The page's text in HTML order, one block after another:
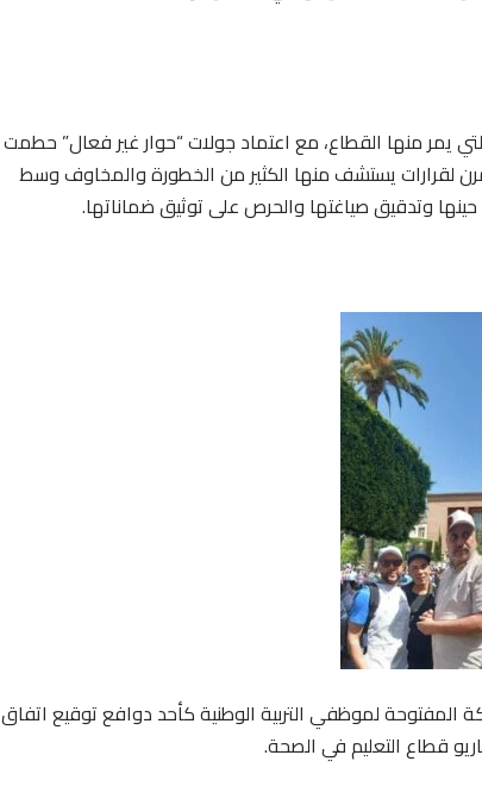
يمر منها القطاع، مع اعتماد جولات “حوار غير فعال” حطمت
لقرارات يستشف منها الكثير من الخطورة والمخاوف وسط
وتدقيق صياغتها والحرص على توثيق ضماناتها.
لموظفي التربية الوطنية كأحد دوافع توقيع اتفاق